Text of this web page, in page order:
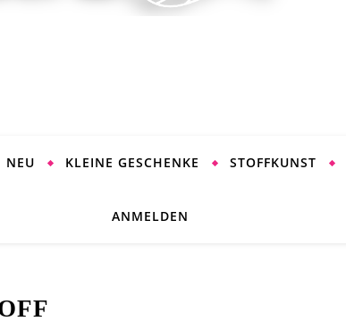
NEU KLEINE GESCHENKE STOFFKUNST
ANMELDEN